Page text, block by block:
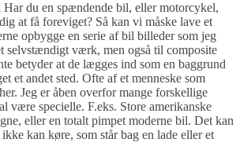
du en spændende bil, eller motorcykel,
at få foreviget? Så kan vi måske lave et
opbygge en serie af bil billeder som jeg
selvstændigt værk, men også til composite
betyder at de lægges ind som en baggrund
et andet sted. Ofte af et menneske som
Jeg er åben overfor mange forskellige
være specielle. F.eks. Store amerikanske
eller en totalt pimpet moderne bil. Det kan
kan køre, som står bag en lade eller et